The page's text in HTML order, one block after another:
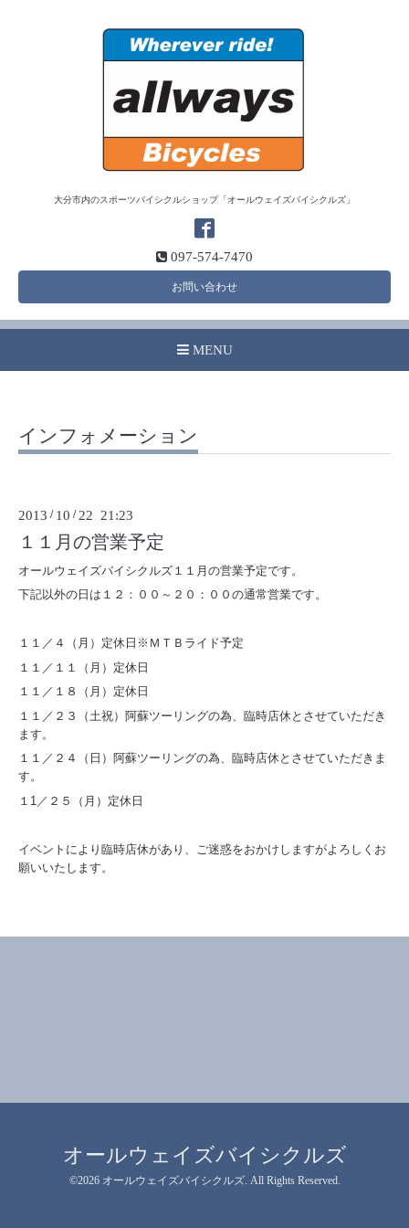
大分市内のスポーツバイシクルショップ「オールウェイズバイシクルズ」
097-574-7470
お問い合わせ
MENU
インフォメーション
2013 / 10 / 22 21:23
１１月の営業予定
オールウェイズバイシクルズ１１月の営業予定です。
下記以外の日は１２：００～２０：００の通常営業です。
１１／４（月）定休日※ＭＴＢライド予定
１１／１１（月）定休日
１１／１８（月）定休日
１１／２３（土祝）阿蘇ツーリングの為、臨時店休とさせていただき
ます。
１１／２４（日）阿蘇ツーリングの為、臨時店休とさせていただきま
す。
１1／２５（月）定休日
イベントにより臨時店休があり、ご迷惑をおかけしますがよろしくお
願いいたします。
オールウェイズバイシクルズ
©2026 オールウェイズバイシクルズ. All Rights Reserved.